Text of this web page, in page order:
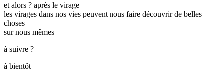
et alors ? après le virage
les virages dans nos vies peuvent nous faire découvrir de belles
choses
sur nous mêmes
à suivre ?
à bientôt